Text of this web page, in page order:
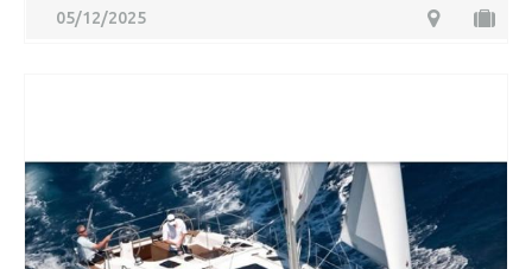
05/12/2025